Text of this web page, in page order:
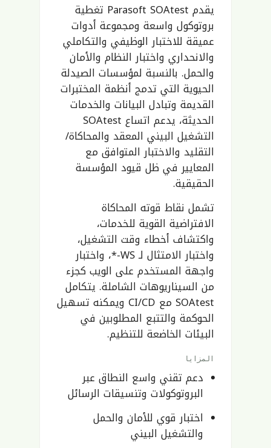
يقدم Parasoft SOAtest تغطية
بروتوكول واسعة ومجموعة أدوات
عميقة للاختبار الوظيفي والتكاملي
والانحداري واختبار النظام والأمان
والحمل. بالنسبة لمؤسسات الصيدلة
الحيوية التي تدمج أنظمة المختبرات
القديمة وتبادل البيانات والخدمات
الحديثة، يدعم اتساع SOAtest
التشغيل البيني المعقد والمحاكاة/
التقليد والاختبار المتوافق مع
المعايير في ظل قيود المؤسسة
الحقيقية.
تشمل نقاط قوته المحاكاة
الافتراضية القوية للخدمات،
واكتشاف أخطاء وقت التشغيل،
واختبار الامتثال لـ WS-*، واختبار
واجهة المستخدم على الويب كجزء
من السيناريوهات الشاملة. يتكامل
SOAtest مع CI/CD ويمكنه تسهيل
الحوكمة والتتبع المطلوبين في
البيئات الخاضعة للتنظيم.
المزايا
دعم تقني واسع النطاق عبر
البروتوكولات وتنسيقات الرسائل
اختبار قوي للأمان والحمل
والتشغيل البيني